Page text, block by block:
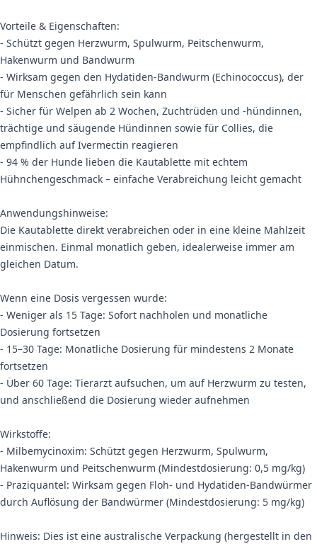
Vorteile & Eigenschaften:
- Schützt gegen Herzwurm, Spulwurm, Peitschenwurm,
Hakenwurm und Bandwurm
- Wirksam gegen den Hydatiden-Bandwurm (Echinococcus), der
für Menschen gefährlich sein kann
- Sicher für Welpen ab 2 Wochen, Zuchtrüden und -hündinnen,
trächtige und säugende Hündinnen sowie für Collies, die
empfindlich auf Ivermectin reagieren
- 94 % der Hunde lieben die Kautablette mit echtem
Hühnchengeschmack – einfache Verabreichung leicht gemacht
Anwendungshinweise:
Die Kautablette direkt verabreichen oder in eine kleine Mahlzeit
einmischen. Einmal monatlich geben, idealerweise immer am
gleichen Datum.
Wenn eine Dosis vergessen wurde:
- Weniger als 15 Tage: Sofort nachholen und monatliche
Dosierung fortsetzen
- 15–30 Tage: Monatliche Dosierung für mindestens 2 Monate
fortsetzen
- Über 60 Tage: Tierarzt aufsuchen, um auf Herzwurm zu testen,
und anschließend die Dosierung wieder aufnehmen
Wirkstoffe:
- Milbemycinoxim: Schützt gegen Herzwurm, Spulwurm,
Hakenwurm und Peitschenwurm (Mindestdosierung: 0,5 mg/kg)
- Praziquantel: Wirksam gegen Floh- und Hydatiden-Bandwürmer
durch Auflösung der Bandwürmer (Mindestdosierung: 5 mg/kg)
Hinweis: Dies ist eine australische Verpackung (hergestellt in den